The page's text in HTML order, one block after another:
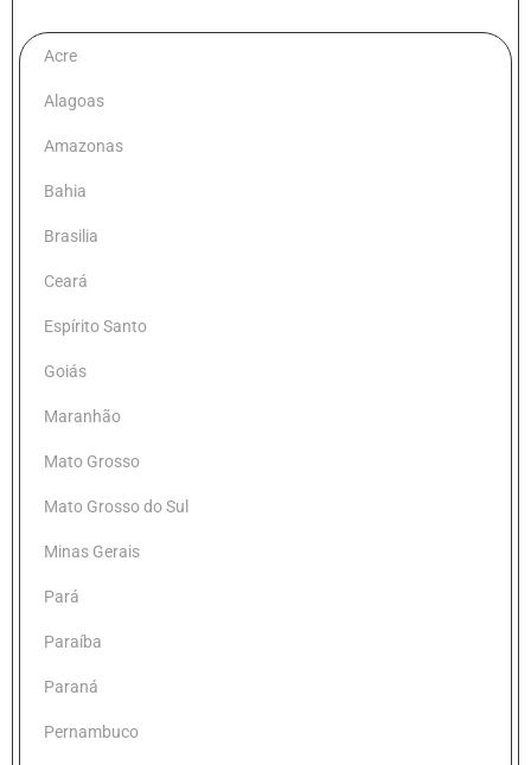
Acre
Alagoas
Amazonas
Bahia
Brasilia
Ceará
Espírito Santo
Goiás
Maranhão
Mato Grosso
Mato Grosso do Sul
Minas Gerais
Pará
Paraíba
Paraná
Pernambuco